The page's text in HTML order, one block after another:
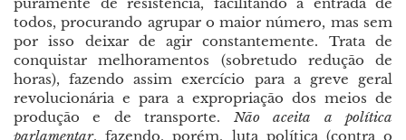
todos, procurando agrupar o maior número, mas sem
por isso deixar de agir constantemente. Trata de
conquistar melhoramentos (sobretudo redução de
horas), fazendo assim exercício para a greve geral
revolucionária e para a expropriação dos meios de
produção e de transporte. Não aceita a política
parlamentar, fazendo, porém, luta política (contra o